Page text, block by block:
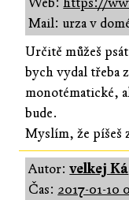
Mail: urza v
Určitě můžeš
bych vydal třeba
monotématické,
bude.
Myslím, že píšeš
Autor:velkej Ká
Čas: 2017-01-10